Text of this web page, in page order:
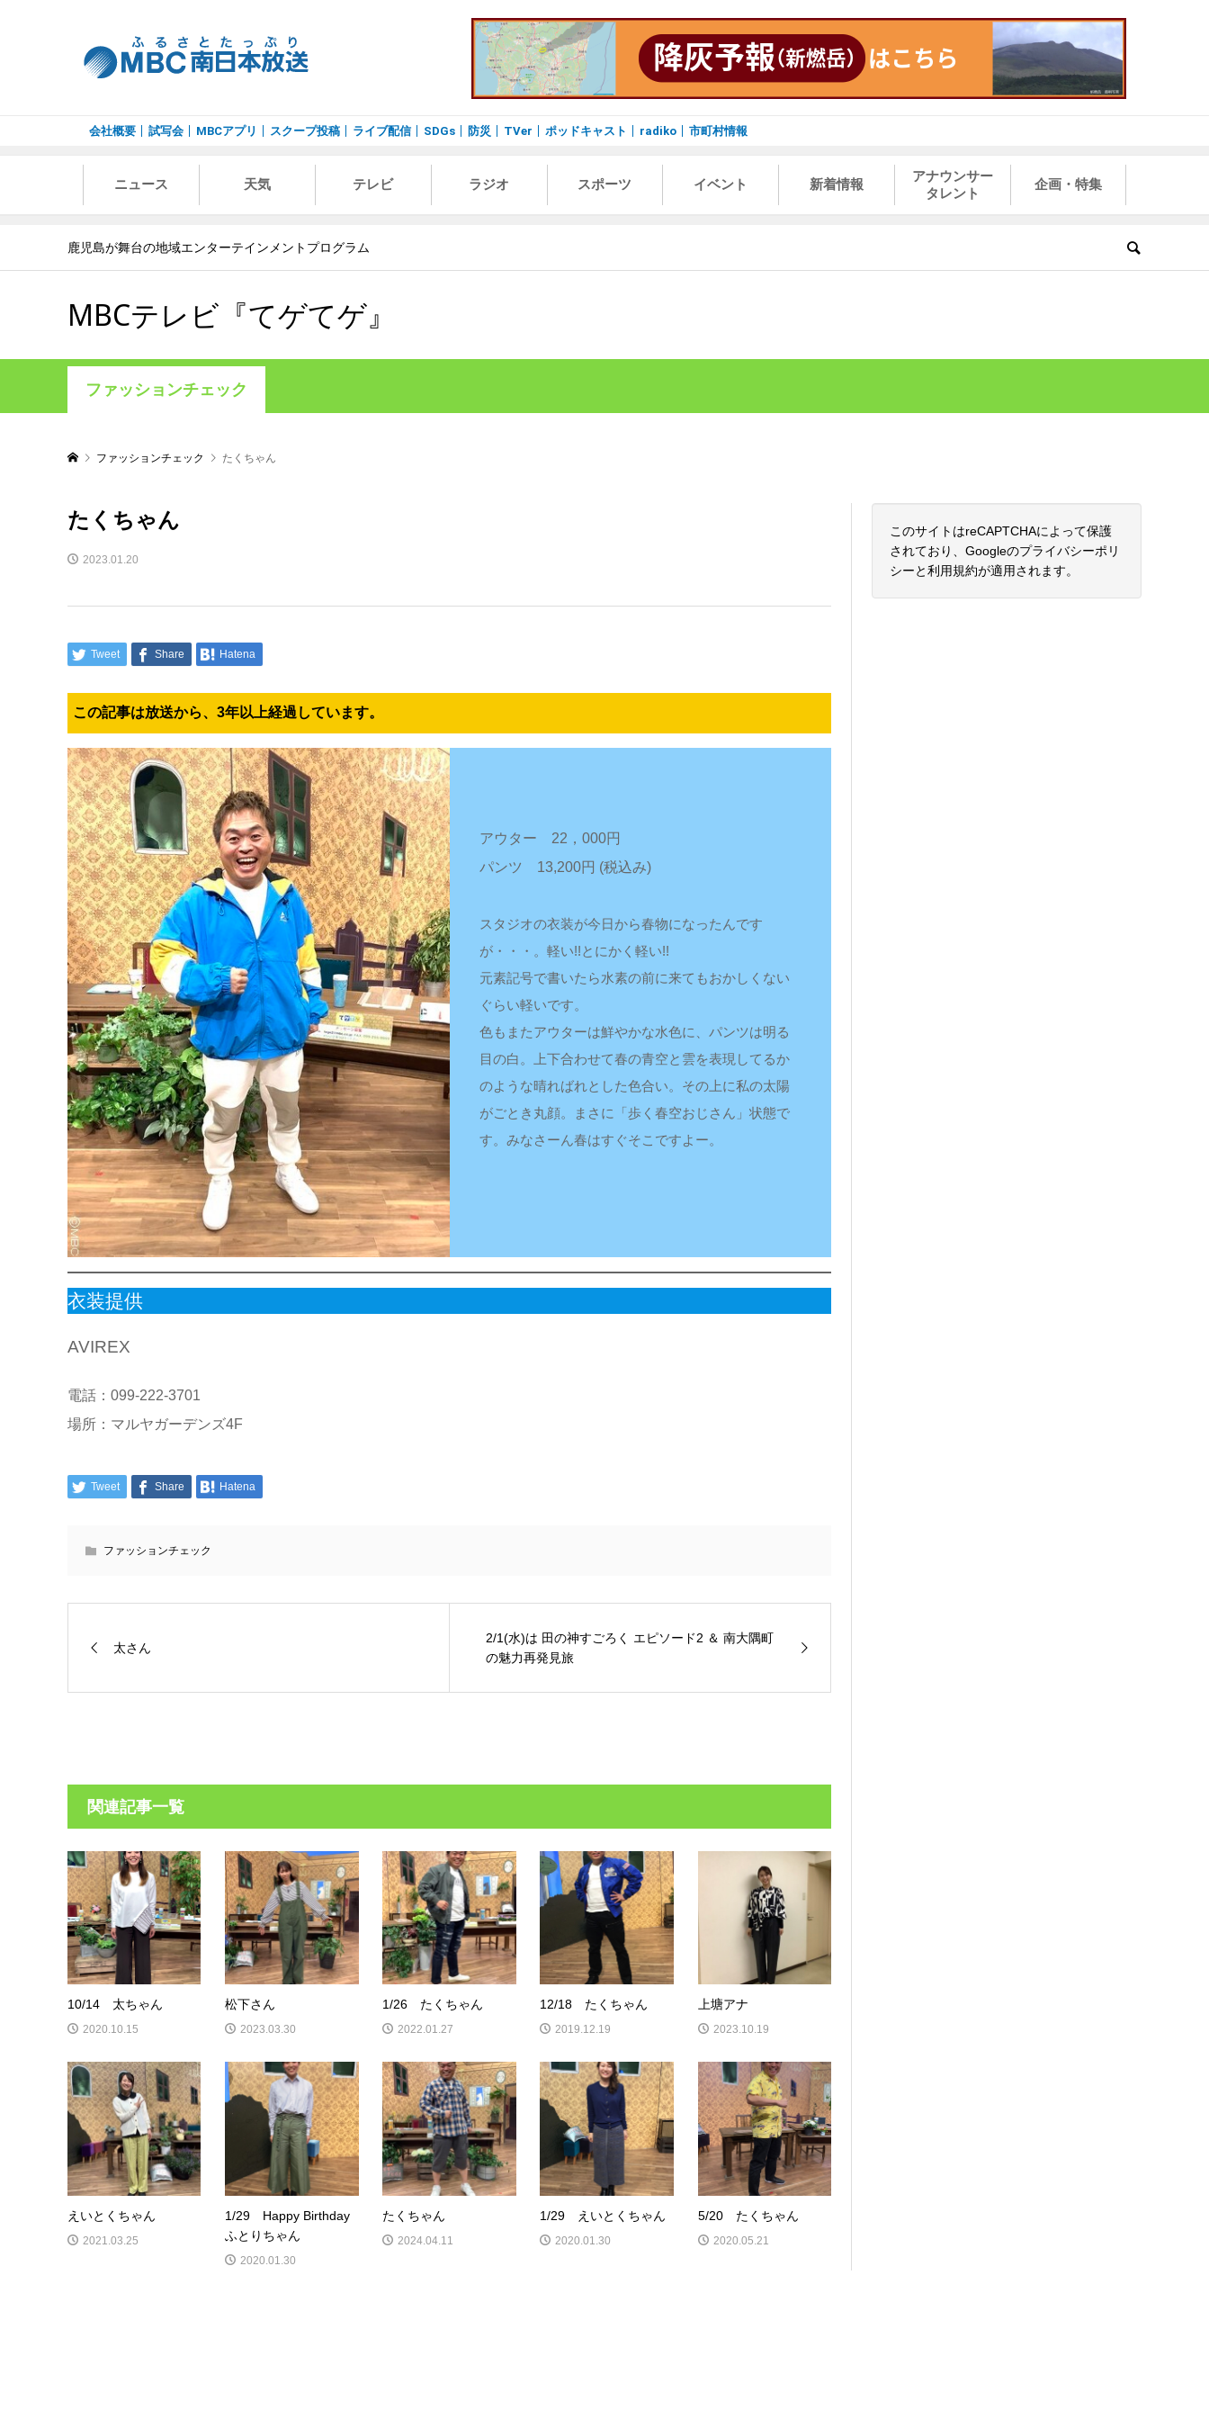
会社概要 試写会 MBCアプリ スクープ投稿 ライブ配信 SDGs 防災 TVer ポッドキャスト radiko 市町村情報
ニュース 天気 テレビ ラジオ スポーツ イベント 新着情報
アナウンサー
タレント
企画・特集
鹿児島が舞台の地域エンターテインメントプログラム
MBCテレビ『てゲてゲ』
ファッションチェック
ファッションチェック たくちゃん
たくちゃん
2023.01.20
Tweet Share Hatena
この記事は放送から、3年以上経過しています。
アウター 22，000円
パンツ 13,200円 (税込み)
スタジオの衣装が今日から春物になったんです
が・・・。軽い!!とにかく軽い!!
元素記号で書いたら水素の前に来てもおかしくない
ぐらい軽いです。
色もまたアウターは鮮やかな水色に、パンツは明る
目の白。上下合わせて春の青空と雲を表現してるか
のような晴ればれとした色合い。その上に私の太陽
がごとき丸顔。まさに「歩く春空おじさん」状態で
す。みなさーん春はすぐそこですよー。
衣装提供
AVIREX
電話：099-222-3701
場所：マルヤガーデンズ4F
Tweet Share Hatena
ファッションチェック
太さん
2/1(水)は 田の神すごろく エピソード2 ＆ 南大隅町
の魅力再発見旅
関連記事一覧
10/14 太ちゃん
2020.10.15
松下さん
2023.03.30
1/26 たくちゃん
2022.01.27
12/18 たくちゃん
2019.12.19
上塘アナ
2023.10.19
えいとくちゃん
2021.03.25
1/29 Happy Birthday
ふとりちゃん
2020.01.30
たくちゃん
2024.04.11
1/29 えいとくちゃん
2020.01.30
5/20 たくちゃん
2020.05.21
このサイトはreCAPTCHAによって保護
されており、Googleのプライバシーポリ
シーと利用規約が適用されます。